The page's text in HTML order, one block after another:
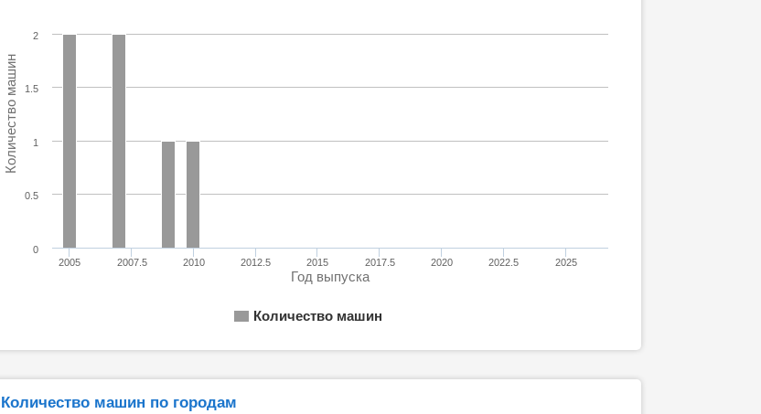
Год выпуска
Количество машин
Количество машин
2005 2007.5 2010 2012.5 2015 2017.5 2020 2022.5 2025
0
0.5
1
1.5
2
Количество машин по городам